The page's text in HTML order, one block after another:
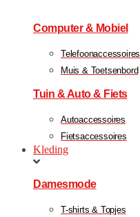
Computer & Mobiel
Telefoonaccessoires
Muis & Toetsenbord
Tuin & Auto & Fiets
Autoaccessoires
Fietsaccessoires
Kleding
Damesmode
T-shirts & Topjes